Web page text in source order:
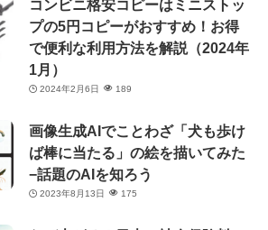
コンビニ格安コピーはミニストッ
プの5円コピーがおすすめ！お得
で便利な利用方法を解説（2024年
1月）
2024年2月6日 189
画像生成AIでことわざ「犬も歩け
ば棒に当たる」の絵を描いてみた
−話題のAIを知ろう
2023年8月13日 175